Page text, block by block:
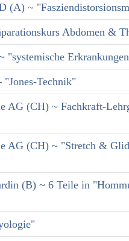
(A) ~
Abdomen &
"systemische
"Jones-Technik"
AG (CH) ~ Fachkraft-
AG (CH) ~ "Stretch &
(B) ~ 6 Teile in